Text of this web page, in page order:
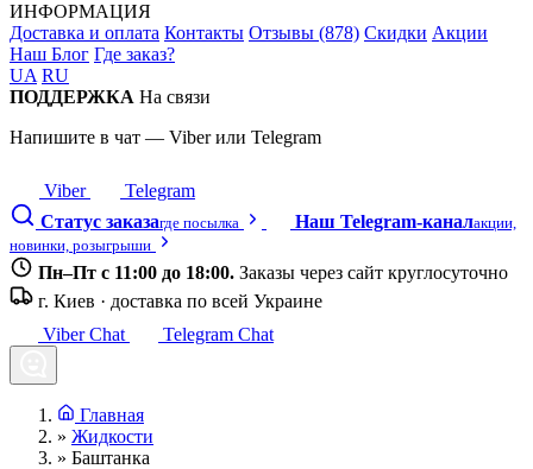
ИНФОРМАЦИЯ
Доставка и оплата Контакты Отзывы (878) Скидки Акции
Наш Блог Где заказ?
UA RU
ПОДДЕРЖКА На связи
Напишите в чат — Viber или Telegram
Viber
Telegram
Статус заказагде посылка Наш Telegram-каналакции,
новинки, розыгрыши
Пн–Пт с 11:00 до 18:00. Заказы через сайт круглосуточно
г. Киев · доставка по всей Украине
Viber Chat
Telegram Chat
Главная
» Жидкости
» Баштанка